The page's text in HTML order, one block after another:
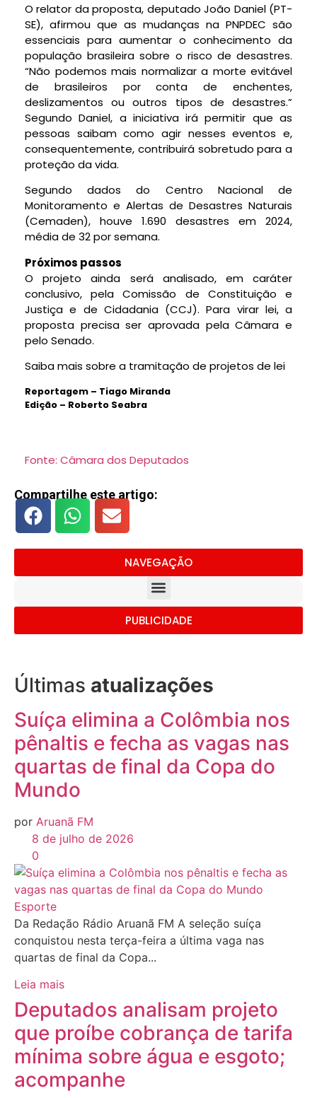
O relator da proposta, deputado João Daniel (PT-
SE), afirmou que as mudanças na PNPDEC são
essenciais para aumentar o conhecimento da
população brasileira sobre o risco de desastres.
“Não podemos mais normalizar a morte evitável
de brasileiros por conta de enchentes,
deslizamentos ou outros tipos de desastres.”
Segundo Daniel, a iniciativa irá permitir que as
pessoas saibam como agir nesses eventos e,
consequentemente, contribuirá sobretudo para a
proteção da vida.
Segundo dados do Centro Nacional de
Monitoramento e Alertas de Desastres Naturais
(Cemaden), houve 1.690 desastres em 2024,
média de 32 por semana.
Próximos passos
O projeto ainda será analisado, em caráter
conclusivo, pela Comissão de Constituição e
Justiça e de Cidadania (CCJ). Para virar lei, a
proposta precisa ser aprovada pela Câmara e
pelo Senado.
Saiba mais sobre a tramitação de projetos de lei
Reportagem – Tiago Miranda
Edição – Roberto Seabra
Fonte: Câmara dos Deputados
Compartilhe este artigo:
NAVEGAÇÃO
PUBLICIDADE
Últimas atualizações
Suíça elimina a Colômbia nos
pênaltis e fecha as vagas nas
quartas de final da Copa do
Mundo
por Aruanã FM
8 de julho de 2026
0
Esporte
Da Redação Rádio Aruanã FM A seleção suíça
conquistou nesta terça-feira a última vaga nas
quartas de final da Copa...
Leia mais
Deputados analisam projeto
que proíbe cobrança de tarifa
mínima sobre água e esgoto;
acompanhe